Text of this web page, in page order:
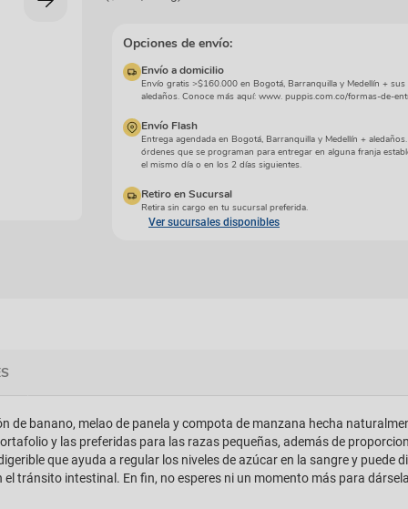
manchas
Opciones de envío:
Envío a domicilio
Envío gratis >$160.000 en Bogotá, Barranquilla y Medellín +
aledaños. Conoce más aquí: www. puppis.com.co/formas-de-
Envío Flash
Entrega agendada en Bogotá, Barranquilla y Medellín +
órdenes que se programan para entregar en alguna franja
el mismo día o en los 2 días siguientes.
Retiro en Sucursal
Retira sin cargo en tu sucursal preferida.
Ver sucursales disponibles
de banano, melao de panela y compota de manzana hecha
y las preferidas para las razas pequeñas, además de
que ayuda a regular los niveles de azúcar en la sangre y puede
tránsito intestinal. En fin, no esperes ni un momento más para